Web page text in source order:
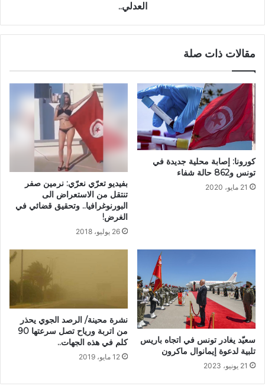
العدلي..
مقالات ذات صلة
كورونا: إصابة محلية جديدة في
تونس و862 حالة شفاء
21 مايو، 2020
بفيديو تعرّي نعرّي: نرمين صفر
تنتقل من الاستعراض الى
البورنوغرافيا.. وتحقيق قضائي في
الغرض!
26 يوليو، 2018
سعيّد يغادر تونس في اتجاه باريس
تلبية لدعوة إيمانوال ماكرون
21 يونيو، 2023
نشرة محينة/ الرصد الجوي يحذر
من اتربة ورياح تصل سرعتها 90
كلم في هذه الجهات..
12 مايو، 2019